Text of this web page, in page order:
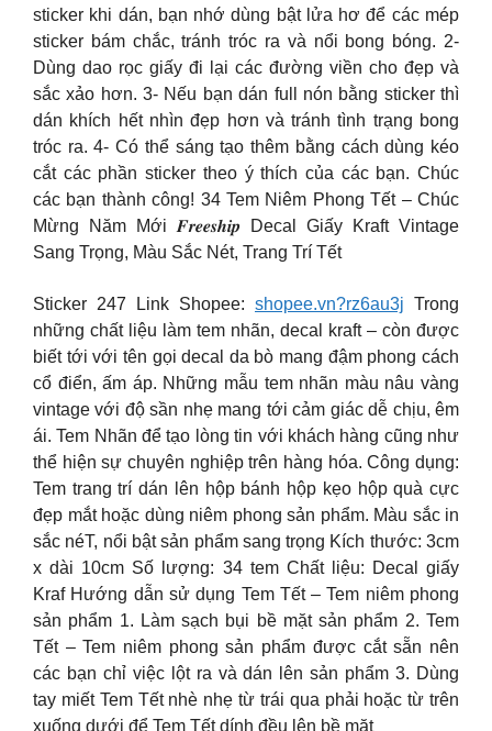
sticker khi dán, bạn nhớ dùng bật lửa hơ để các mép
sticker bám chắc, tránh tróc ra và nổi bong bóng. 2-
Dùng dao rọc giấy đi lại các đường viền cho đẹp và
sắc xảo hơn. 3- Nếu bạn dán full nón bằng sticker thì
dán khích hết nhìn đẹp hơn và tránh tình trạng bong
tróc ra. 4- Có thể sáng tạo thêm bằng cách dùng kéo
cắt các phần sticker theo ý thích của các bạn. Chúc
các bạn thành công! 34 Tem Niêm Phong Tết – Chúc
Mừng Năm Mới 𝑭𝒓𝒆𝒆𝒔𝒉𝒊𝒑 Decal Giấy Kraft Vintage
Sang Trọng, Màu Sắc Nét, Trang Trí Tết
Sticker 247 Link Shopee: shopee.vn?rz6au3j Trong
những chất liệu làm tem nhãn, decal kraft – còn được
biết tới với tên gọi decal da bò mang đậm phong cách
cổ điển, ấm áp. Những mẫu tem nhãn màu nâu vàng
vintage với độ sần nhẹ mang tới cảm giác dễ chịu, êm
ái. Tem Nhãn để tạo lòng tin với khách hàng cũng như
thể hiện sự chuyên nghiệp trên hàng hóa. Công dụng:
Tem trang trí dán lên hộp bánh hộp kẹo hộp quà cực
đẹp mắt hoặc dùng niêm phong sản phẩm. Màu sắc in
sắc néT, nổi bật sản phẩm sang trọng Kích thước: 3cm
x dài 10cm Số lượng: 34 tem Chất liệu: Decal giấy
Kraf Hướng dẫn sử dụng Tem Tết – Tem niêm phong
sản phẩm 1. Làm sạch bụi bề mặt sản phẩm 2. Tem
Tết – Tem niêm phong sản phẩm được cắt sẵn nên
các bạn chỉ việc lột ra và dán lên sản phẩm 3. Dùng
tay miết Tem Tết nhè nhẹ từ trái qua phải hoặc từ trên
xuống dưới để Tem Tết dính đều lên bề mặt